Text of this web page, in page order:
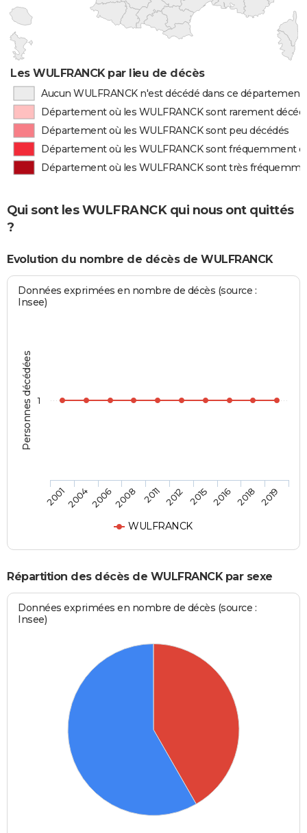
Les WULFRANCK par lieu de décès
Aucun WULFRANCK n'est décédé dans ce département
Département où les WULFRANCK sont rarement
Département où les WULFRANCK sont peu décédés
Département où les WULFRANCK sont fréquemment
Département où les WULFRANCK sont très
Qui sont les WULFRANCK qui nous ont quittés
?
Evolution du nombre de décès de WULFRANCK
Personnes décédées
Données exprimées en nombre de décès (source :
Insee)
WULFRANCK
2001200420062008 2011 2012 2015 2016 2018 2019
1
Répartition des décès de WULFRANCK par sexe
Données exprimées en nombre de décès (source :
Insee)